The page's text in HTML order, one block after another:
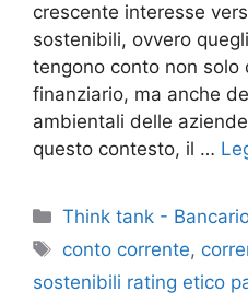
crescente interesse
sostenibili, ovvero
tengono conto non solo
finanziario, ma anche
ambientali delle
questo contesto, il …
Categorie
Think tank -
Tag
conto corrente,
sostenibili rating etico